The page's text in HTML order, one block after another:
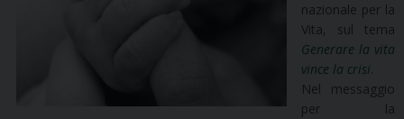
nazionale per la
Vita, sul tema
Generare la vita
vince la crisi
Nel messaggio
per la